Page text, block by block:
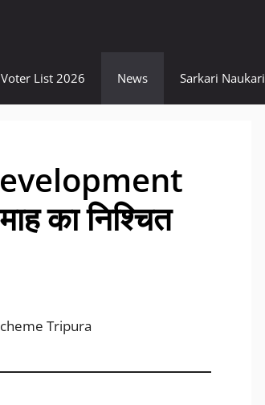
Voter List 2026 News Sarkari Naukari
का निश्चित